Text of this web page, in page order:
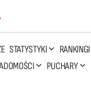
STATYSTYKI RANKINGI
PUCHARY